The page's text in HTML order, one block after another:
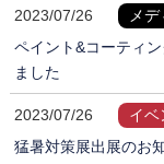
2023/07/26
メ
ペイント&コーティ
ました
2023/07/26
イベ
猛暑対策展出展のお